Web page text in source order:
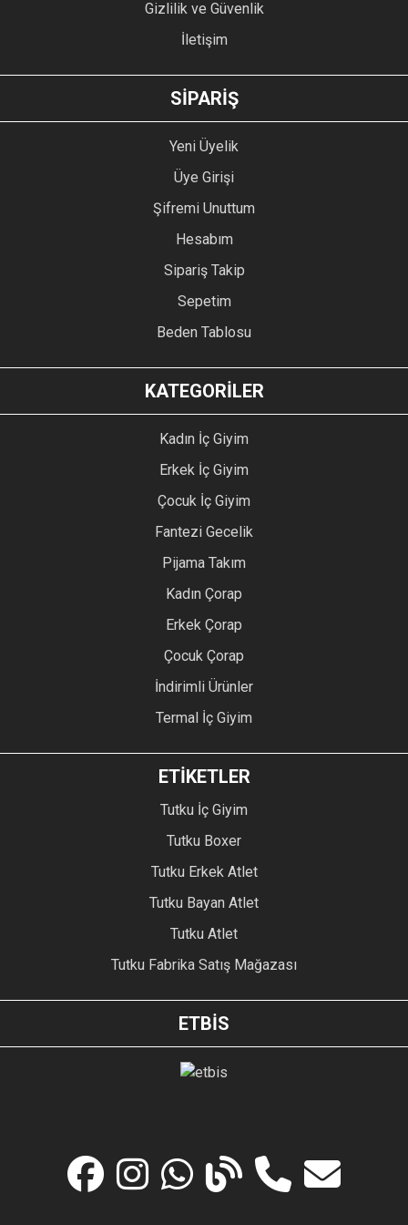
GÖNDER
Gizlilik ve Güvenlik
İletişim
SİPARİŞ
Yeni Üyelik
Üye Girişi
Şifremi Unuttum
Hesabım
Sipariş Takip
Sepetim
Beden Tablosu
KATEGORİLER
Kadın İç Giyim
Erkek İç Giyim
Çocuk İç Giyim
Fantezi Gecelik
Pijama Takım
Kadın Çorap
Erkek Çorap
Çocuk Çorap
İndirimli Ürünler
Termal İç Giyim
ETİKETLER
Tutku İç Giyim
Tutku Boxer
Tutku Erkek Atlet
Tutku Bayan Atlet
Tutku Atlet
Tutku Fabrika Satış Mağazası
ETBİS